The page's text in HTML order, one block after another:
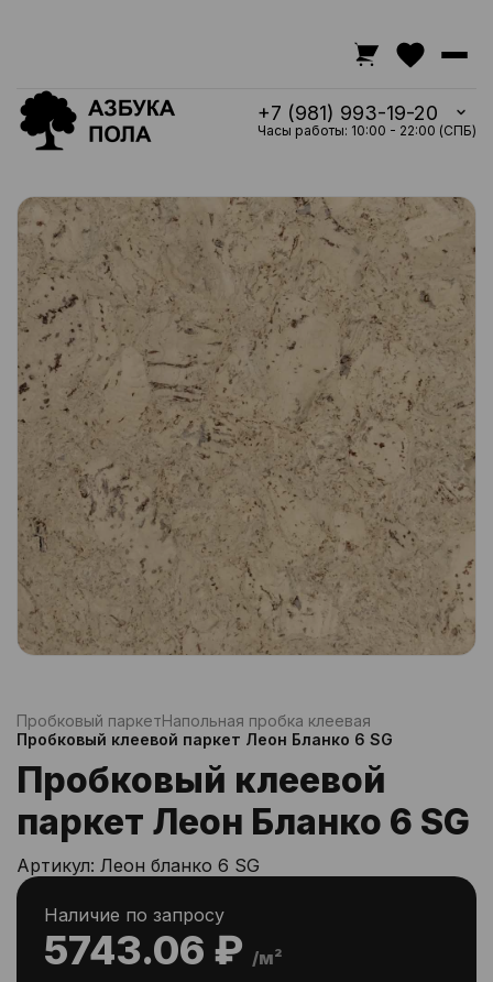
+7 (981) 993-19-20
Часы работы: 10:00 - 22:00 (СПБ)
Пробковый паркетНапольная пробка клеевая
Пробковый клеевой паркет Леон Бланко 6 SG
Пробковый клеевой
паркет Леон Бланко 6 SG
Артикул: Леон бланко 6 SG
5743.06 ₽ /м²
Наличие по запросу